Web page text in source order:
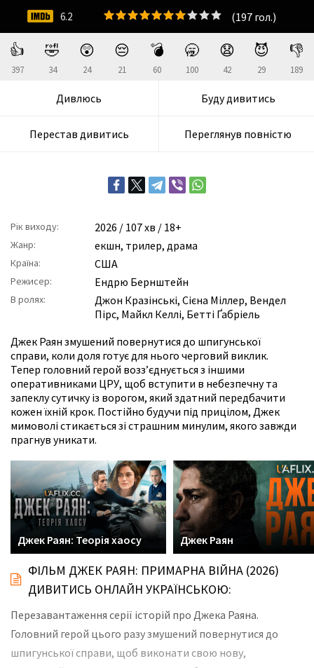
👍
397
🤣
34
😲
24
😔
21
💣
60
🥱
100
😧
42
😈
29
👎
189
Дивлюсь Буду дивитись
Перестав дивитись Переглянув повністю
Рік виходу: 2026 / 107 хв / 18+
Жанр: екшн, трилер, драма
Країна: США
Режисер: Ендрю Бернштейн
В ролях: Джон Кразінські, Сієна Міллер, Вендел
Пірс, Майкл Келлі, Бетті Ґабріель
Джек Раян змушений повернутися до шпигунської
справи, коли доля готує для нього черговий виклик.
Тепер головний герой возз’єднується з іншими
оперативниками ЦРУ, щоб вступити в небезпечну та
запеклу сутичку із ворогом, який здатний передбачити
кожен їхній крок. Постійно будучи під прицілом, Джек
мимоволі стикається зі страшним минулим, якого завжди
прагнув уникати.
(197 гол.)
6.2
Джек Раян: Теорія хаосу Джек Раян
ФІЛЬМ ДЖЕК РАЯН: ПРИМАРНА ВІЙНА (2026)
ДИВИТИСЬ ОНЛАЙН УКРАЇНСЬКОЮ:
Перезавантаження серії історій про Джека Раяна.
Головний герой цього разу змушений повернутися до
шпигунської справи, щоб виконати свою нову,